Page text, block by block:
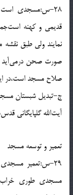
28-س:مسجدى است
قديمى و كهنه
نمايند ولى طبق
صورت صحن درمى‌آيد
صلاح مسجد است،در
ج-تبديل شبستان مسجد
آيت‌الله گلپايگانى
تعمير و توسعه مسجد
29-س:تعمير
مسجدى طورى